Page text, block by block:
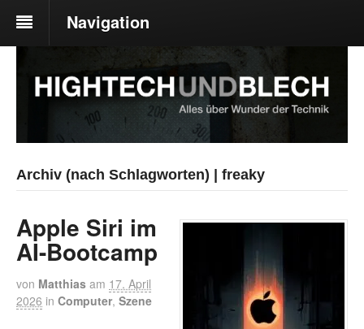
Navigation
Archiv (nach Schlagworten) | freaky
Apple Siri im
AI-Bootcamp
von Matthias am 17. April
2026 in Computer, Szene